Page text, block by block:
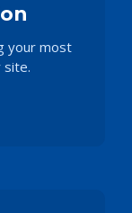
your most
site.